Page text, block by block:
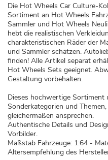
Die Hot Wheels Car Culture-
Sortiment an Hot Wheels
Sammler und Hot Wheels
hebt die realistischen
charakteristischen Räder der
und Sammler schätzen.
finden! Alle Artikel separat
Hot Wheels Sets geeignet.
Gestaltung vorbehalten.
Dieses hochwertige Sortiment
Sonderkategorien und
gleichermaßen ansprechen.
Authentische Details und
Vorbilder.
Maßstab Fahrzeuge: 1:64 -
Altersempfehlung des